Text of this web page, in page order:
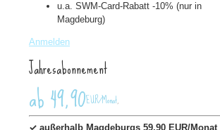
u.a. SWM-Card-Rabatt -10% (nur in
Magdeburg)
Anmelden
Jahresabonnement
ab 49,90EUR/Monat,
✓ außerhalb Magdeburgs 59,90 EUR/Monat